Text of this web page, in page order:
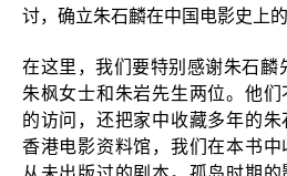
讨，确立朱石麟在中国电影史上的
在这里，我们要特别感谢朱石麟
朱枫女士和朱岩先生两位。他们
的访问，还把家中收藏多年的朱
香港电影资料馆，我们在本书